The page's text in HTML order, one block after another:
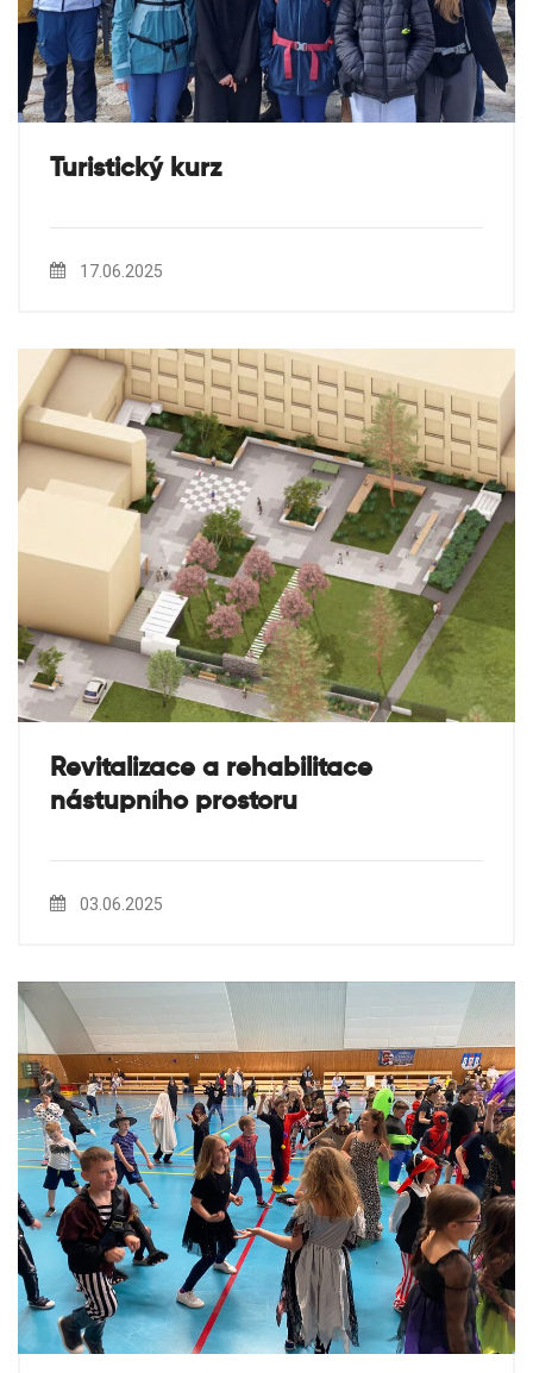
Turistický kurz
17.06.2025
Revitalizace a rehabilitace
nástupního prostoru
03.06.2025